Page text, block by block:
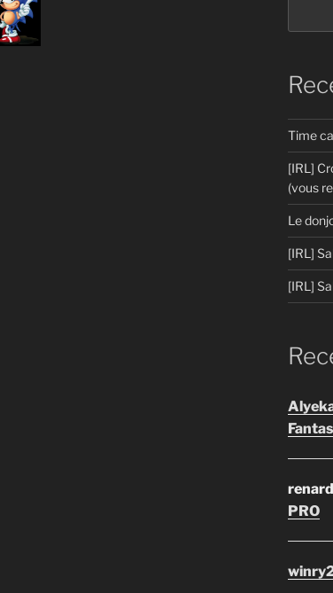
Time
[IRL]
(vous
Le
[IRL]
[IRL]
PRO